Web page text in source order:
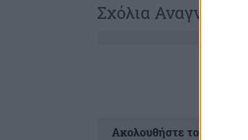
Σχόλια Αναγνωστών
Ακολουθήστε το